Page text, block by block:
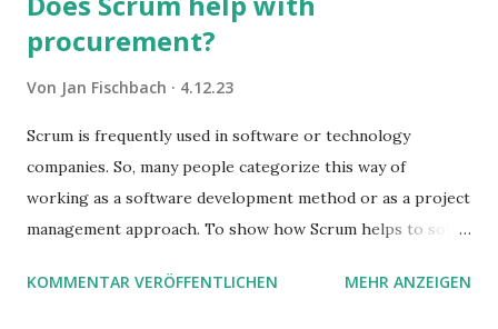
procurement?
Von Jan Fischbach 4.12.23
Scrum is frequently used in software or technology
companies. So, many people categorize this way of
working as a software development method or as a project
management approach. To show how Scrum helps to solve
processes.
KOMMENTAR VERÖFFENTLICHEN MEHR ANZEIGEN